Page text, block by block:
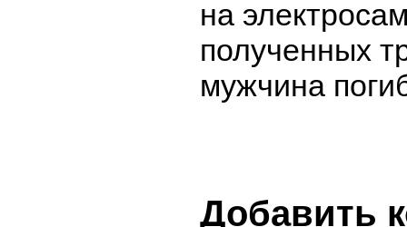
на
полученных
мужчина
Добавить